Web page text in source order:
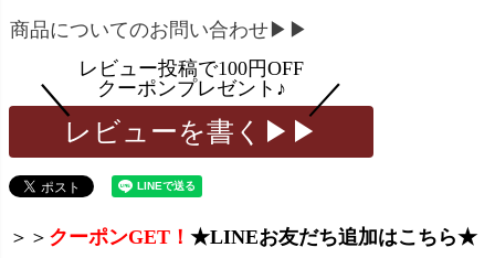
商品についてのお問い合わせ▶▶
レビューを書く▶▶
＞＞ クーポンGET！ ★LINEお友だち追加はこちら★